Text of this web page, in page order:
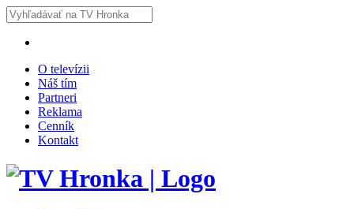
O televízii
Náš tím
Partneri
Reklama
Cenník
Kontakt